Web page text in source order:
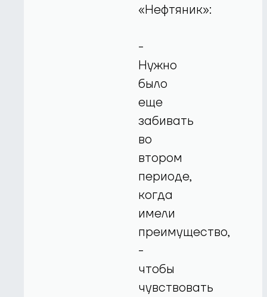
«Нефтяник»:
-
Нужно
было
еще
забивать
во
втором
периоде,
когда
имели
преимущество,
-
чтобы
чувствовать